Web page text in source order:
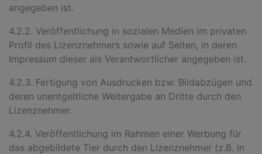
angegeben ist.
4.2.2. Veröffentlichung in sozialen Medien im privaten
Profil des Lizenznehmers sowie auf Seiten, in deren
Impressum dieser als Verantwortlicher angegeben ist.
4.2.3. Fertigung von Ausdrucken bzw. Bildabzügen und
deren unentgeltliche Weitergabe an Dritte durch den
Lizenznehmer.
4.2.4. Veröffentlichung im Rahmen einer Werbung für
das abgebildete Tier durch den Lizenznehmer (z.B. in